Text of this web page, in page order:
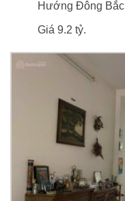
Hướng Đông Bắc
Giá 9.2 tỷ.